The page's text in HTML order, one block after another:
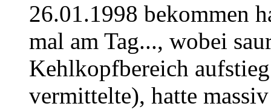
26.01.1998 bekommen
mal am Tag..., wobei
Kehlkopfbereich
vermittelte), hatte